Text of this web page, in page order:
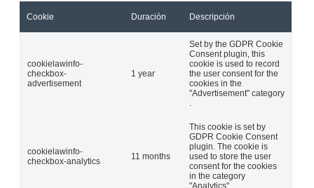
Cookie Duración Descripción
cookielawinfo-
checkbox-
advertisement
1 year
Set by the GDPR Cookie
Consent plugin, this
cookie is used to record
the user consent for the
cookies in the
"Advertisement" category
cookielawinfo-
checkbox-analytics
11 months
This cookie is set by
GDPR Cookie Consent
plugin. The cookie is
used to store the user
consent for the cookies
in the category
"Analytics".